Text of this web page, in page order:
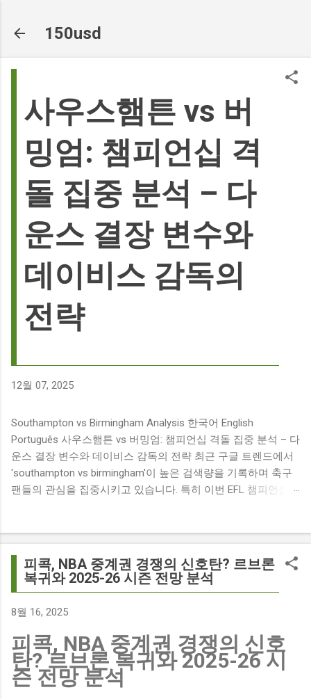
150usd
사우스햄튼 vs 버
밍엄: 챔피언십 격
돌 집중 분석 – 다
운스 결장 변수와
데이비스 감독의
전략
12월 07, 2025
Southampton vs Birmingham Analysis 한국어 English
Português 사우스햄튼 vs 버밍엄: 챔피언십 격돌 집중 분석 – 다
운스 결장 변수와 데이비스 감독의 전략 최근 구글 트렌드에서
'southampton vs birmingham'이 높은 검색량을 기록하며 축구
팬들의 관심을 집중시키고 있습니다. 특히 이번 EFL 챔피언십
다음과 같습니다. The 9 players set to miss Southampton v
Birmingham City ft £7m striker Damion Downs : 사우스햄튼과
버밍엄 시티 경기에서 총 9명의 선수가 결장할 예정이며, 특히
700만 파운드 스트라이커 데미언 다운스의 결장은 사우스햄튼
Birmingham City LIVE Score Updates in EFL Championship
Match : 경기 당일 실시간 스코어 업데이트를 제공하는 뉴스로,
팬들의 높은 관심도를 반영합니다. Chris Davies: Birmingham
City boss says his side have to try to "be themselves" away
피콕, NBA 중계권 경쟁의 신호탄? 르브론
복귀와 2025-26 시즌 전망 분석
8월 16, 2025
피콕, NBA 중계권 경쟁의 신호
탄? 르브론 복귀와 2025-26 시
즌 전망 분석